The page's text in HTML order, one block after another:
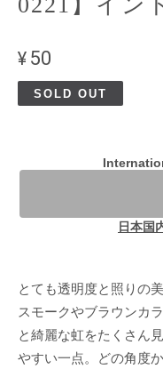
0221】イン
¥50
SOLD OUT
日本国
とても透明度と照りの
スモークやブラウンカ
と綺麗な虹をたくさん
やすい一点。どの角度